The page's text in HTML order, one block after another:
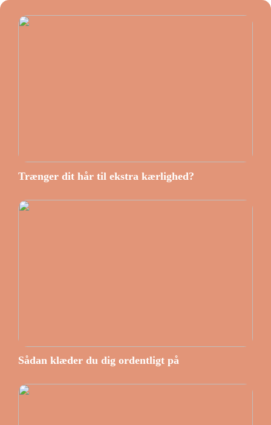
Trænger dit hår til ekstra kærlighed?
Sådan klæder du dig ordentligt på